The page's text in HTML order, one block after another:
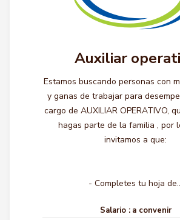
Auxiliar
Estamos buscando personas con
y ganas de trabajar para
cargo de AUXILIAR OPERATIVO,
hagas parte de la familia , por
invitamos a que:
- Completes tu hoja
Salario : a convenir